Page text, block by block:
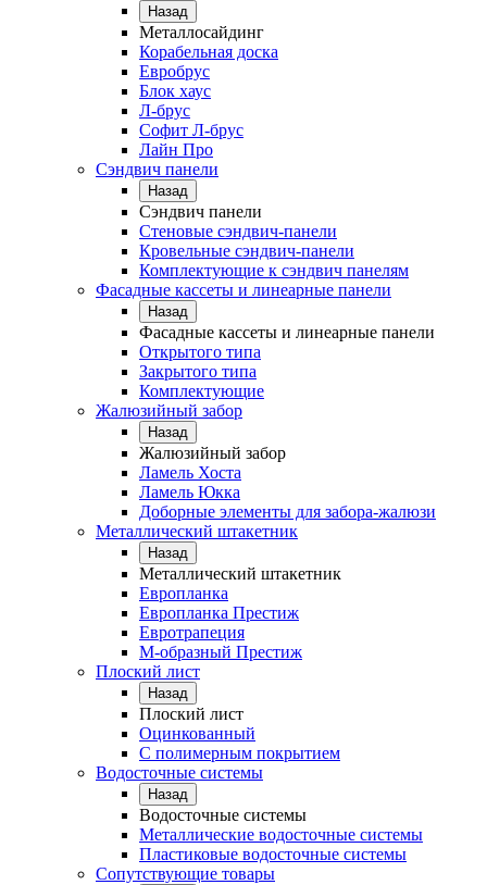
Назад
Металлосайдинг
Корабельная доска
Евробрус
Блок хаус
Л-брус
Софит Л-брус
Лайн Про
Сэндвич панели
Назад
Сэндвич панели
Стеновые сэндвич-панели
Кровельные сэндвич-панели
Комплектующие к сэндвич панелям
Фасадные кассеты и линеарные панели
Назад
Фасадные кассеты и линеарные панели
Открытого типа
Закрытого типа
Комплектующие
Жалюзийный забор
Назад
Жалюзийный забор
Ламель Хоста
Ламель Юкка
Доборные элементы для забора-жалюзи
Металлический штакетник
Назад
Металлический штакетник
Европланка
Европланка Престиж
Евротрапеция
М-образный Престиж
Плоский лист
Назад
Плоский лист
Оцинкованный
С полимерным покрытием
Водосточные системы
Назад
Водосточные системы
Металлические водосточные системы
Пластиковые водосточные системы
Сопутствующие товары